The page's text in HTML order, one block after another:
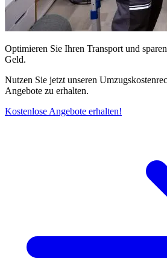
Optimieren Sie Ihren Transport und
Geld.
Nutzen Sie jetzt unseren
Angebote zu erhalten.
Kostenlose Angebote erhalten!